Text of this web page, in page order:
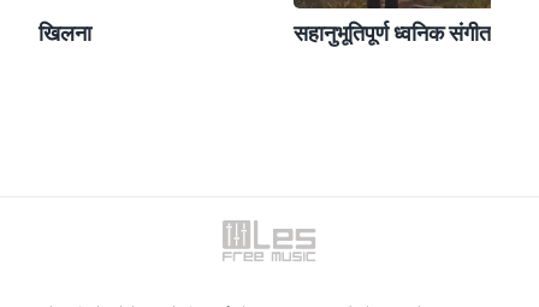
खिलना सहानुभूतिपूर्ण ध्वनिक संगीत